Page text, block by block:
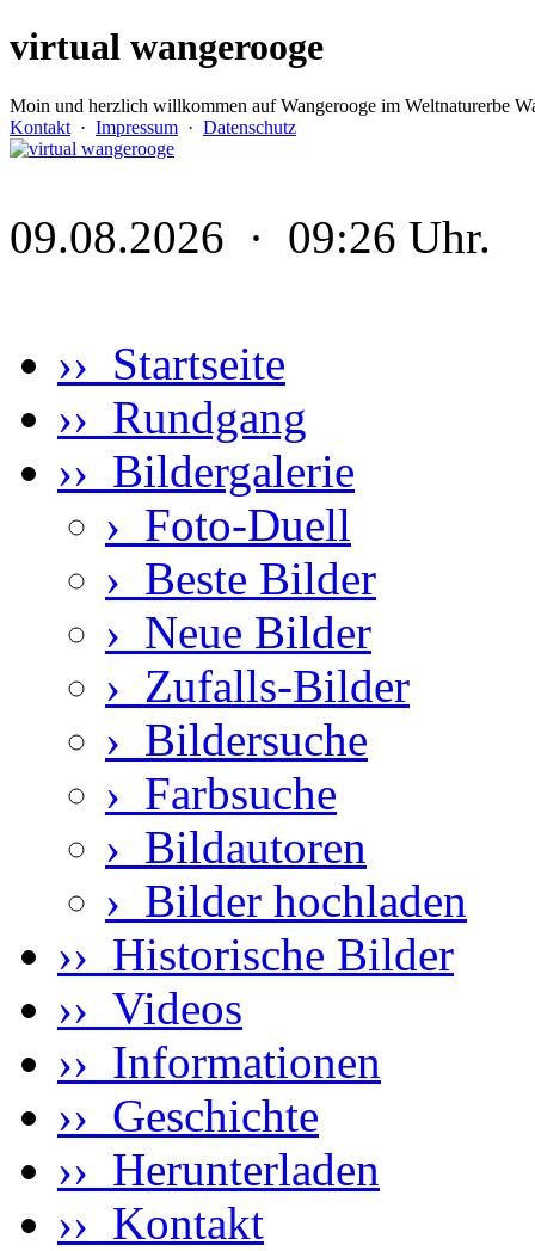
virtual wangerooge
Moin und herzlich willkommen auf Wangerooge im Weltnaturerbe
Kontakt · Impressum · Datenschutz
09.08.2026 · 09:26 Uhr.
›› Startseite
›› Rundgang
›› Bildergalerie
› Foto-Duell
› Beste Bilder
› Neue Bilder
› Zufalls-Bilder
› Bildersuche
› Farbsuche
› Bildautoren
› Bilder hochladen
›› Historische Bilder
›› Videos
›› Informationen
›› Geschichte
›› Herunterladen
›› Kontakt